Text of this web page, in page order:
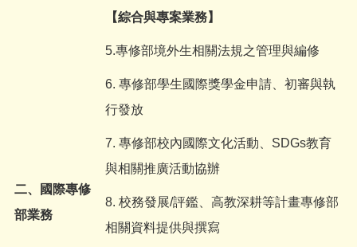
二、國際專修
部業務
【綜合與專案業務】
5.專修部境外生相關法規之管理與編修
6. 專修部學生國際獎學金申請、初審與執
行發放
7. 專修部校內國際文化活動、SDGs教育
與相關推廣活動協辦
8. 校務發展/評鑑、高教深耕等計畫專修部
相關資料提供與撰寫